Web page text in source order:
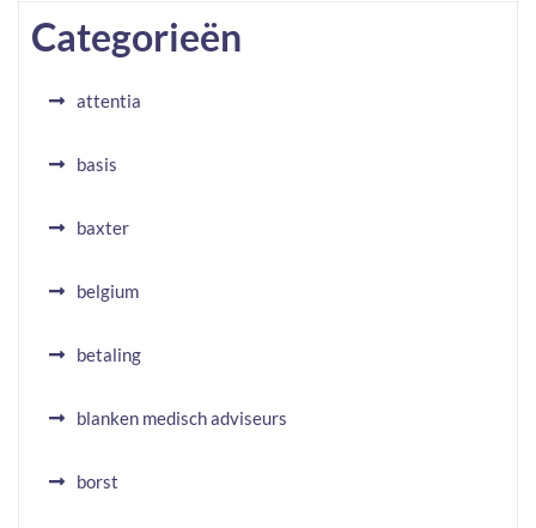
Categorieën
attentia
basis
baxter
belgium
betaling
blanken medisch adviseurs
borst